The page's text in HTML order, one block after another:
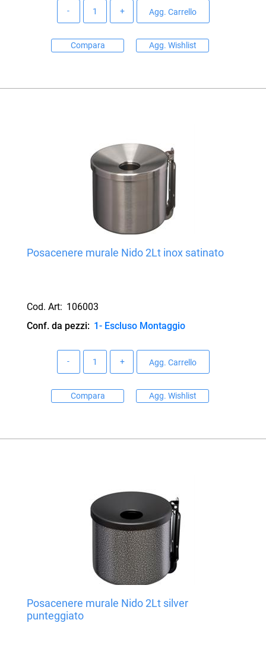
Agg. Carrello
Compara Agg. Wishlist
Posacenere murale Nido 2Lt inox satinato
Cod. Art: 106003
Conf. da pezzi: 1- Escluso Montaggio
Agg. Carrello
Compara Agg. Wishlist
Posacenere murale Nido 2Lt silver
punteggiato